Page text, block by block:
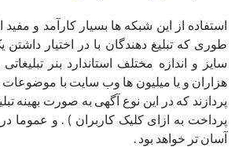
استفاده از این شبکه ها بسیار کارآمد و
طوری که تبلیغ دهندگان با در اختیار
سایز و اندازه مختلف استاندارد بنر تبلیغاتی
هزاران و یا میلیون ها وب سایت با
پردازند که در این نوع آگهی به صورت بهینه
پرداخت به ازای کلیک کاربران ) . و عموما
آسان تر خواهد بود .